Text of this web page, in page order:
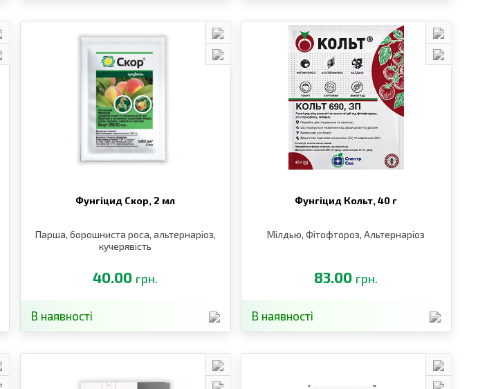
Фунгіцид Скор, 2 мл
Парша, борошниста роса, альтернаріоз,
кучерявість
40.00 грн.
В наявності
Фунгіцид Кольт,40 г
Мілдью, Фітофтороз, Альтернаріоз
83.00 грн.
В наявності